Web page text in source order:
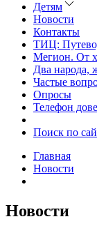
Детям
Новости
Контакты
ТИЦ:
Мегион. От
Два народа,
Частые
Опросы
Телефон
Поиск по
Главная
Новости
Новости